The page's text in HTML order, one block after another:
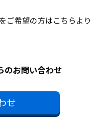
ご希望の方はこちらより
のお問い合わせ
せ